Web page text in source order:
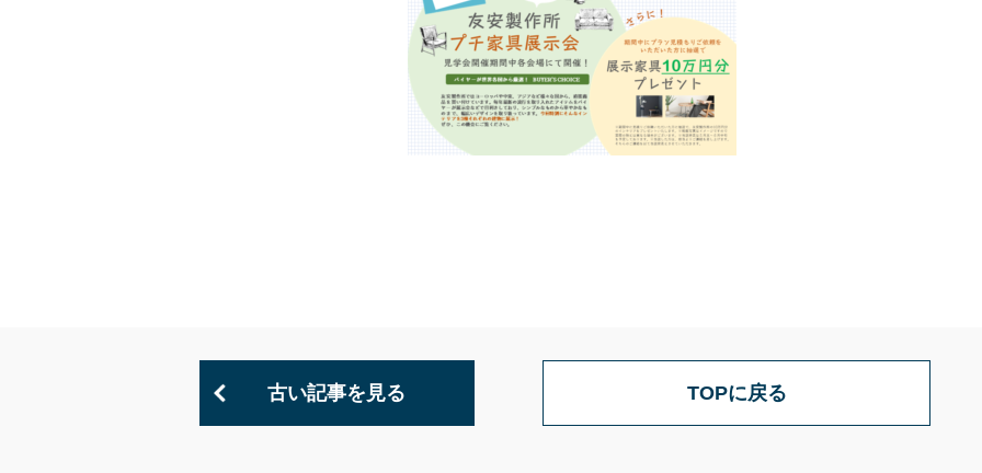
古い記事を見る TOPに戻る